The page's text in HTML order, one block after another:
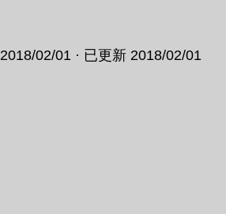
2018/02/01 · 已更新 2018/02/01